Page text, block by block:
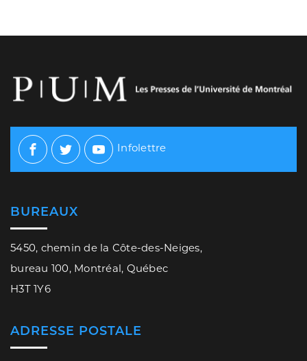
Facebook
TwitterYoutube
Infolettre
BUREAUX
5450, chemin de la Côte-des-Neiges,
bureau 100, Montréal, Québec
H3T 1Y6
ADRESSE POSTALE